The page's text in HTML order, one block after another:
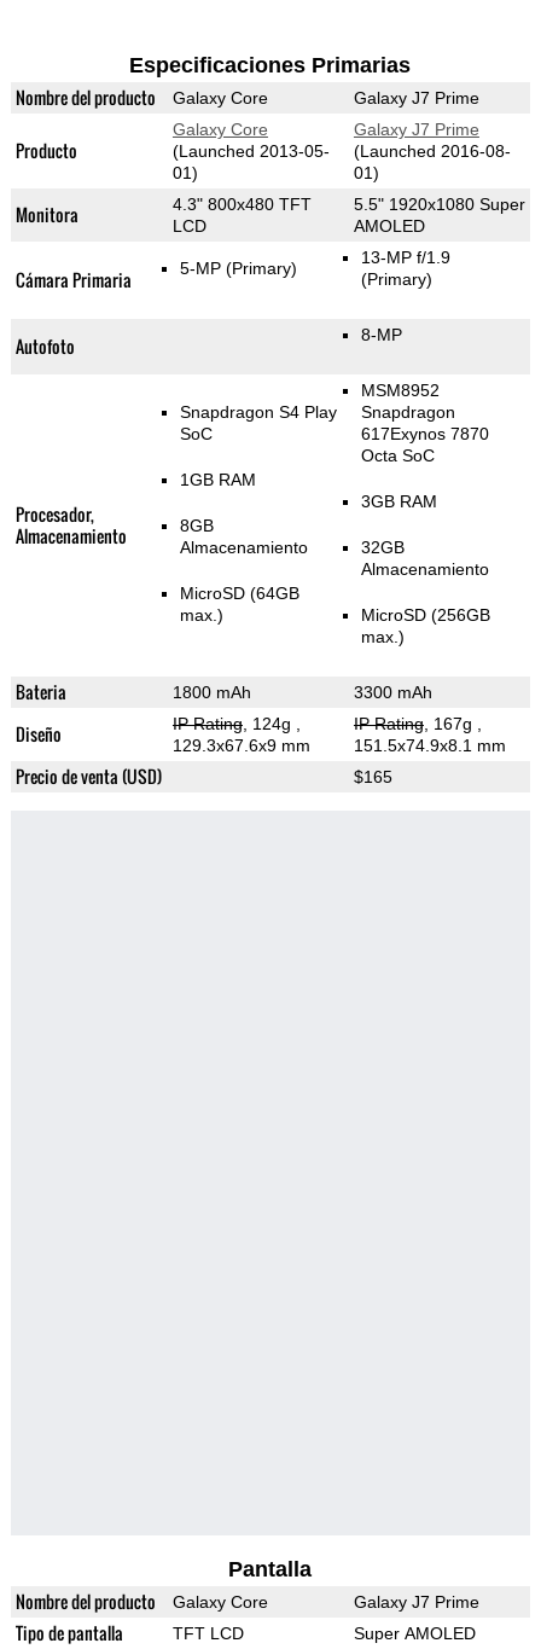
Especificaciones Primarias
Nombre del producto Galaxy Core Galaxy J7 Prime
Producto
Galaxy Core
(Launched 2013-05-
01)
Galaxy J7 Prime
(Launched 2016-08-
01)
Monitora
4.3" 800x480 TFT
LCD
5.5" 1920x1080 Super
AMOLED
Cámara Primaria 5-MP (Primary)
13-MP f/1.9
(Primary)
Autofoto 8-MP
Procesador,
Almacenamiento
Snapdragon S4 Play
SoC
1GB RAM
8GB
Almacenamiento
MicroSD (64GB
max.)
MSM8952
Snapdragon
617Exynos 7870
Octa SoC
3GB RAM
32GB
Almacenamiento
MicroSD (256GB
max.)
Bateria 1800 mAh 3300 mAh
Diseño IP Rating, 124g
129.3x67.6x9 mm
IP Rating, 167g
151.5x74.9x8.1 mm
Precio de venta (USD) $165
Pantalla
Nombre del producto Galaxy Core Galaxy J7 Prime
Tipo de pantalla TFT LCD Super AMOLED